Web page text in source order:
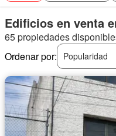
Edificios en venta
65 propiedades
Ordenar por:
Popularidad